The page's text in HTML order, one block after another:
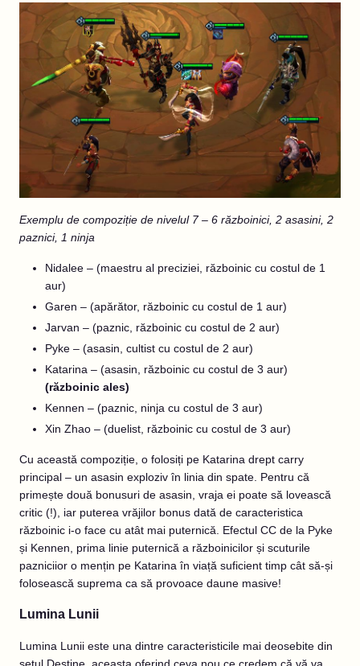
Exemplu de compoziție de nivelul 7 – 6 războinici, 2 asasini, 2
paznici, 1 ninja
Nidalee – (maestru al preciziei, războinic cu costul de 1
aur)
Garen – (apărător, războinic cu costul de 1 aur)
Jarvan – (paznic, războinic cu costul de 2 aur)
Pyke – (asasin, cultist cu costul de 2 aur)
Katarina – (asasin, războinic cu costul de 3 aur)
(războinic ales)
Kennen – (paznic, ninja cu costul de 3 aur)
Xin Zhao – (duelist, războinic cu costul de 3 aur)
Cu această compoziție, o folosiți pe Katarina drept carry
principal – un asasin exploziv în linia din spate. Pentru că
primește două bonusuri de asasin, vraja ei poate să lovească
critic (!), iar puterea vrăjilor bonus dată de caracteristica
războinic i-o face cu atât mai puternică. Efectul CC de la Pyke
și Kennen, prima linie puternică a războinicilor și scuturile
pazniciior o mențin pe Katarina în viață suficient timp cât să-și
folosească suprema ca să provoace daune masive!
Lumina Lunii
Lumina Lunii este una dintre caracteristicile mai deosebite din